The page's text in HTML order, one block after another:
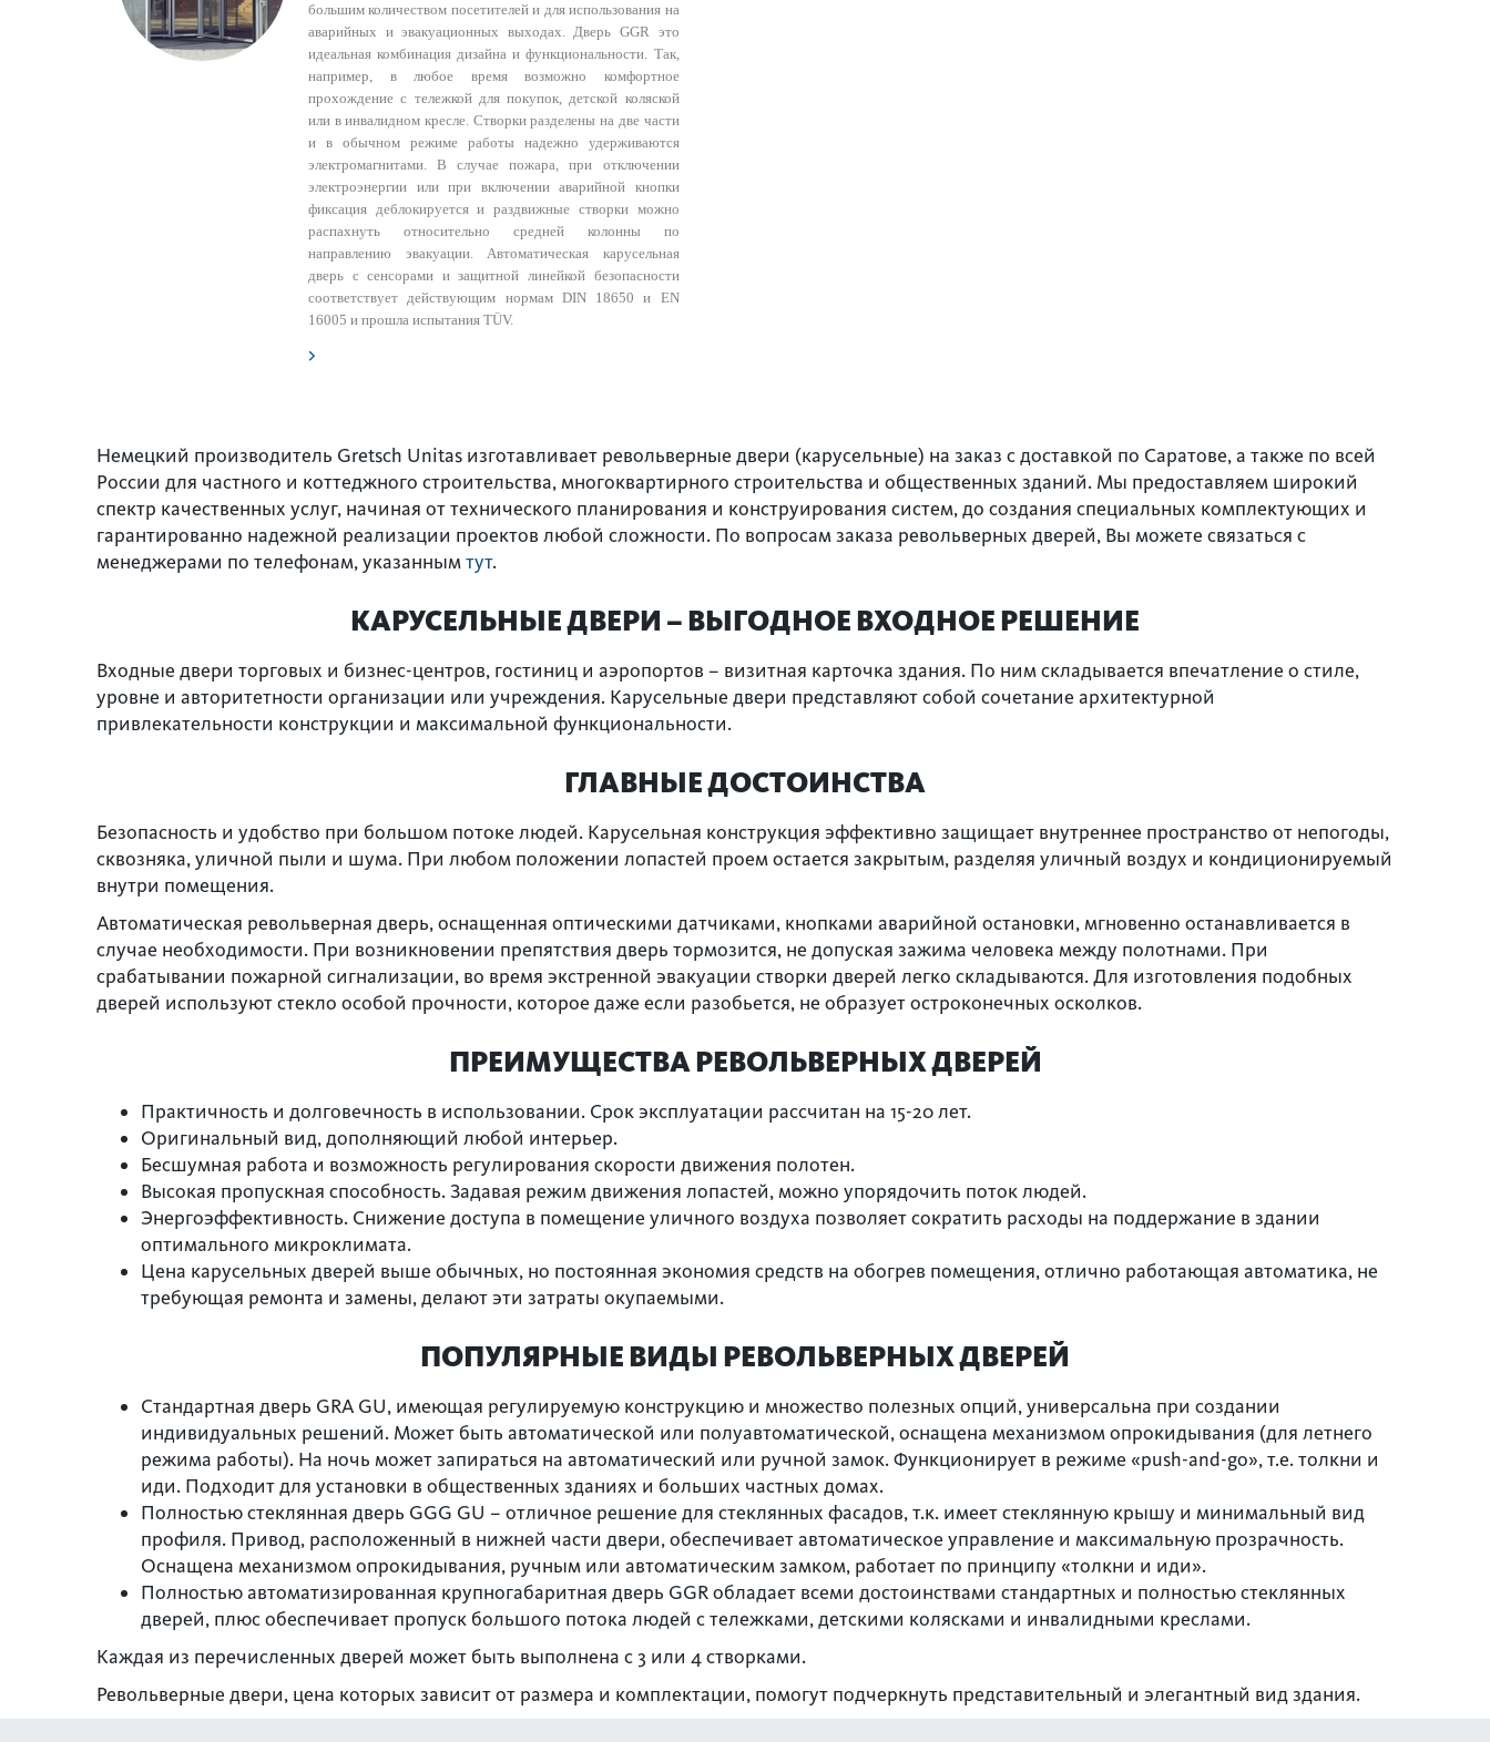
большим количеством посетителей и для использования на
аварийных и эвакуационных выходах. Дверь GGR это
идеальная комбинация дизайна и функциональности. Так,
например, в любое время возможно комфортное
прохождение с тележкой для покупок, детской коляской
или в инвалидном кресле. Створки разделены на две части
и в обычном режиме работы надежно удерживаются
электромагнитами. В случае пожара, при отключении
электроэнергии или при включении аварийной кнопки
фиксация деблокируется и раздвижные створки можно
распахнуть относительно средней колонны по
направлению эвакуации. Автоматическая карусельная
дверь с сенсорами и защитной линейкой безопасности
соответствует действующим нормам DIN 18650 и EN
16005 и прошла испытания TÜV.
Немецкий производитель Gretsch Unitas изготавливает револьверные двери (карусельные) на заказ с доставкой по Саратове, а также по всей
России для частного и коттеджного строительства, многоквартирного строительства и общественных зданий. Мы предоставляем широкий
спектр качественных услуг, начиная от технического планирования и конструирования систем, до создания специальных комплектующих и
гарантированно надежной реализации проектов любой сложности. По вопросам заказа револьверных дверей, Вы можете связаться с
менеджерами по телефонам, указаннымтут.
КАРУСЕЛЬНЫЕ ДВЕРИ – ВЫГОДНОЕ ВХОДНОЕ РЕШЕНИЕ
Входные двери торговых и бизнес-центров, гостиниц и аэропортов – визитная карточка здания. По ним складывается впечатление о стиле,
уровне и авторитетности организации или учреждения. Карусельные двери представляют собой сочетание архитектурной
привлекательности конструкции и максимальной функциональности.
ГЛАВНЫЕ ДОСТОИНСТВА
Безопасность и удобство при большом потоке людей. Карусельная конструкция эффективно защищает внутреннее пространство от непогоды,
сквозняка, уличной пыли и шума. При любом положении лопастей проем остается закрытым, разделяя уличный воздух и кондиционируемый
внутри помещения.
Автоматическая револьверная дверь, оснащенная оптическими датчиками, кнопками аварийной остановки, мгновенно останавливается в
случае необходимости. При возникновении препятствия дверь тормозится, не допуская зажима человека между полотнами. При
срабатывании пожарной сигнализации, во время экстренной эвакуации створки дверей легко складываются. Для изготовления подобных
дверей используют стекло особой прочности, которое даже если разобьется, не образует остроконечных осколков.
ПРЕИМУЩЕСТВА РЕВОЛЬВЕРНЫХ ДВЕРЕЙ
Практичность и долговечность в использовании. Срок эксплуатации рассчитан на 15-20 лет.
Оригинальный вид, дополняющий любой интерьер.
Бесшумная работа и возможность регулирования скорости движения полотен.
Высокая пропускная способность. Задавая режим движения лопастей, можно упорядочить поток людей.
Энергоэффективность. Снижение доступа в помещение уличного воздуха позволяет сократить расходы на поддержание в здании
оптимального микроклимата.
Цена карусельных дверей выше обычных, но постоянная экономия средств на обогрев помещения, отлично работающая автоматика, не
требующая ремонта и замены, делают эти затраты окупаемыми.
ПОПУЛЯРНЫЕ ВИДЫ РЕВОЛЬВЕРНЫХ ДВЕРЕЙ
Стандартная дверь GRA GU, имеющая регулируемую конструкцию и множество полезных опций, универсальна при создании
индивидуальных решений. Может быть автоматической или полуавтоматической, оснащена механизмом опрокидывания (для летнего
режима работы). На ночь может запираться на автоматический или ручной замок. Функционирует в режиме «push-and-go», т.е. толкни и
иди. Подходит для установки в общественных зданиях и больших частных домах.
Полностью стеклянная дверь GGG GU – отличное решение для стеклянных фасадов, т.к. имеет стеклянную крышу и минимальный вид
профиля. Привод, расположенный в нижней части двери, обеспечивает автоматическое управление и максимальную прозрачность.
Оснащена механизмом опрокидывания, ручным или автоматическим замком, работает по принципу «толкни и иди».
Полностью автоматизированная крупногабаритная дверь GGR обладает всеми достоинствами стандартных и полностью стеклянных
дверей, плюс обеспечивает пропуск большого потока людей с тележками, детскими колясками и инвалидными креслами.
Каждая из перечисленных дверей может быть выполнена с 3 или 4 створками.
Револьверные двери, цена которых зависит от размера и комплектации, помогут подчеркнуть представительный и элегантный вид здания.